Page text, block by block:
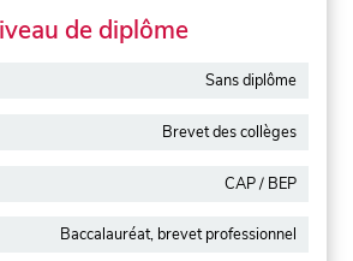
de diplôme
Sans diplôme
Brevet des collèges
CAP / BEP
Baccalauréat, brevet professionnel